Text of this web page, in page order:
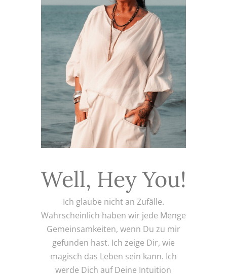
Well, Hey You!
Ich glaube nicht an Zufälle.
Wahrscheinlich haben wir jede Menge
Gemeinsamkeiten, wenn Du zu mir
gefunden hast. Ich zeige Dir, wie
magisch das Leben sein kann. Ich
werde Dich auf Deine Intuition